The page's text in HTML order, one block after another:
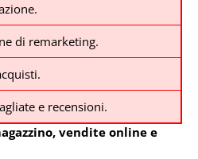
di remarketing.
e recensioni.
vendite online e